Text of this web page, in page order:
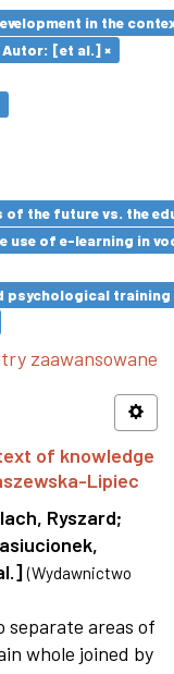
in the
Autor: [et al.] ×
of the future vs. the
use of e-learning in
psychological
zaawansowane
of knowledge
Lipiec
Ryszard;
(Wydawnictwo
separate areas of
whole joined by